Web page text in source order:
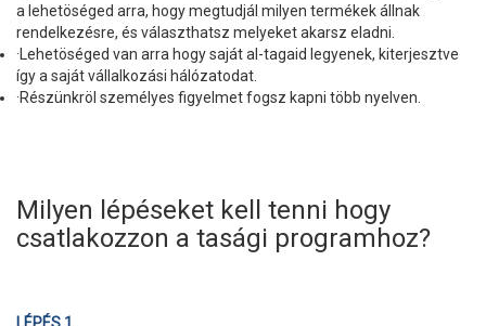
a lehetöséged arra, hogy megtudjál milyen termékek állnak
rendelkezésre, és választhatsz melyeket akarsz eladni.
·Lehetöséged van arra hogy saját al-tagaid legyenek, kiterjesztve
így a saját vállalkozási hálózatodat.
·Részünkröl személyes figyelmet fogsz kapni több nyelven.
Milyen lépéseket kell tenni hogy
csatlakozzon a tasági programhoz?
LÉPÉS 1